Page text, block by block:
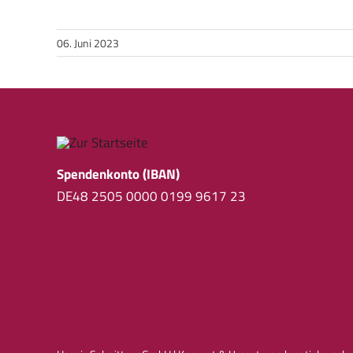
06. Juni 2023
Spendenkonto (IBAN)
DE48 2505 0000 0199 9617 23